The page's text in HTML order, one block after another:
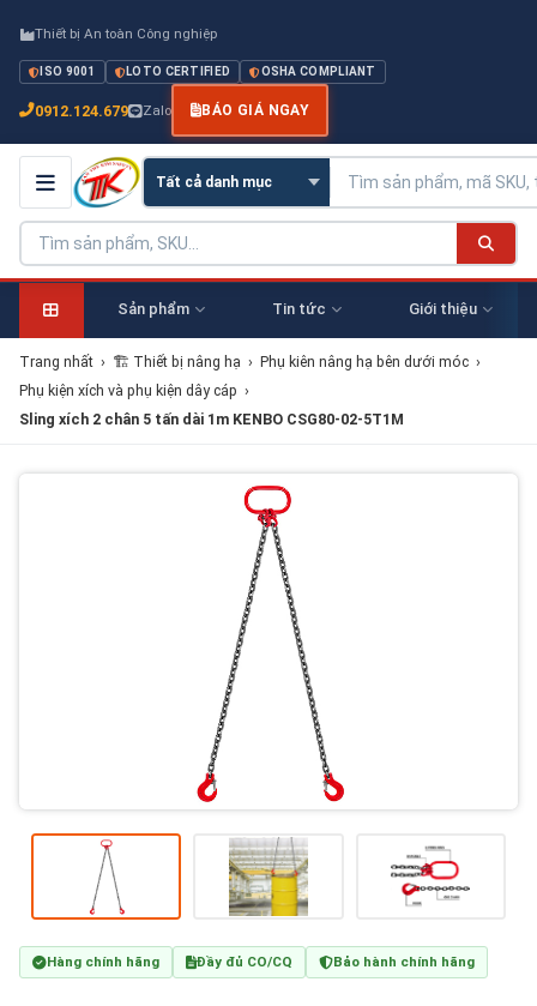
Thiết bị An toàn Công nghiệp
ISO 9001 LOTO CERTIFIED OSHA COMPLIANT
0912.124.679 Zalo BÁO GIÁ NGAY
Sản phẩm Tin tức Giới thiệu
Trang nhất › 🏗 Thiết bị nâng hạ › Phụ kiên nâng hạ bên dưới móc ›
Phụ kiện xích và phụ kiện dây cáp ›
Sling xích 2 chân 5 tấn dài 1m KENBO CSG80-02-5T1M
Hàng chính hãng Đầy đủ CO/CQ Bảo hành chính hãng